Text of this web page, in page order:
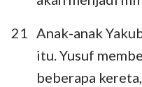
21
Anak-anak
itu. Yusuf
beberapa